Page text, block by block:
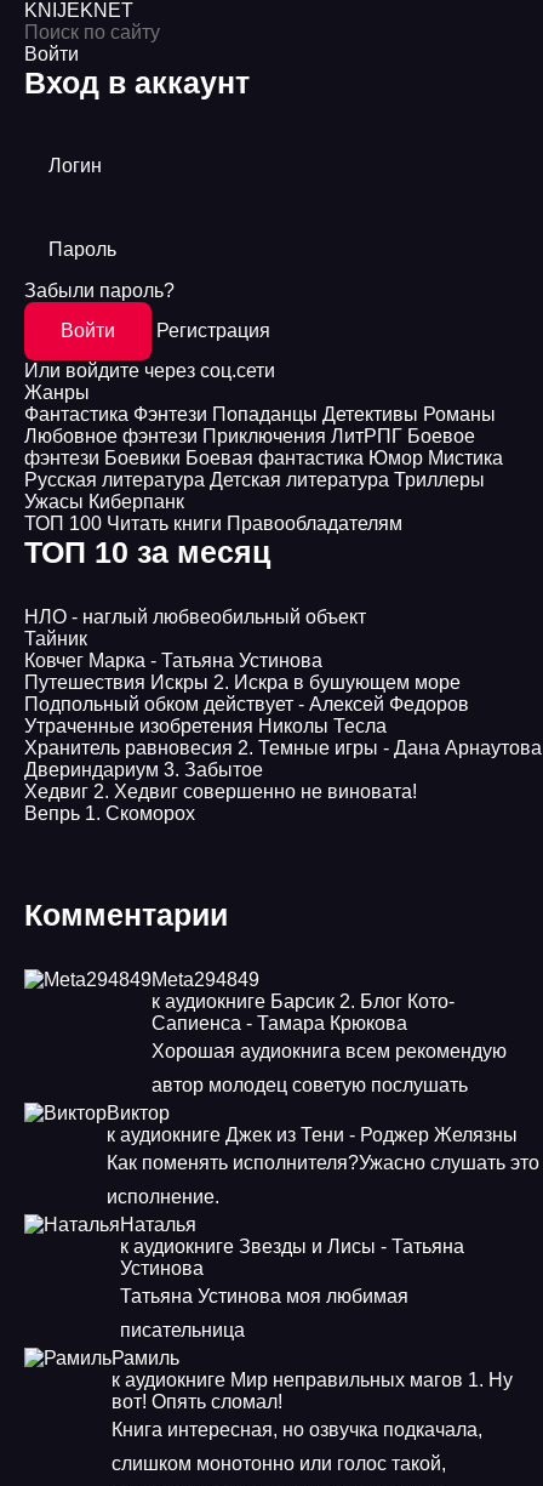
KNIJEKNET
Войти
Вход в аккаунт
Логин
Пароль
Забыли пароль?
Войти
Регистрация
Или войдите через соц.сети
Жанры
Фантастика Фэнтези Попаданцы Детективы Романы
Любовное фэнтези Приключения ЛитРПГ Боевое
фэнтези Боевики Боевая фантастика Юмор Мистика
Русская литература Детская литература Триллеры
Ужасы Киберпанк
ТОП 100 Читать книги Правообладателям
ТОП 10 за месяц
НЛО - наглый любвеобильный объект
Тайник
Ковчег Марка - Татьяна Устинова
Путешествия Искры 2. Искра в бушующем море
Подпольный обком действует - Алексей Федоров
Утраченные изобретения Николы Тесла
Хранитель равновесия 2. Темные игры - Дана Арнаутова
Двериндариум 3. Забытое
Хедвиг 2. Хедвиг совершенно не виновата!
Вепрь 1. Скоморох
Комментарии
Meta294849
к аудиокниге Барсик 2. Блог Кото-
Сапиенса - Тамара Крюкова
Хорошая аудиокнига всем рекомендую
автор молодец советую послушать
Виктор
к аудиокниге Джек из Тени - Роджер Желязны
Как поменять исполнителя?Ужасно слушать это
исполнение.
Наталья
к аудиокниге Звезды и Лисы - Татьяна
Устинова
Татьяна Устинова моя любимая
писательница
Рамиль
к аудиокниге Мир неправильных магов 1. Ну
вот! Опять сломал!
Книга интересная, но озвучка подкачала,
слишком монотонно или голос такой,